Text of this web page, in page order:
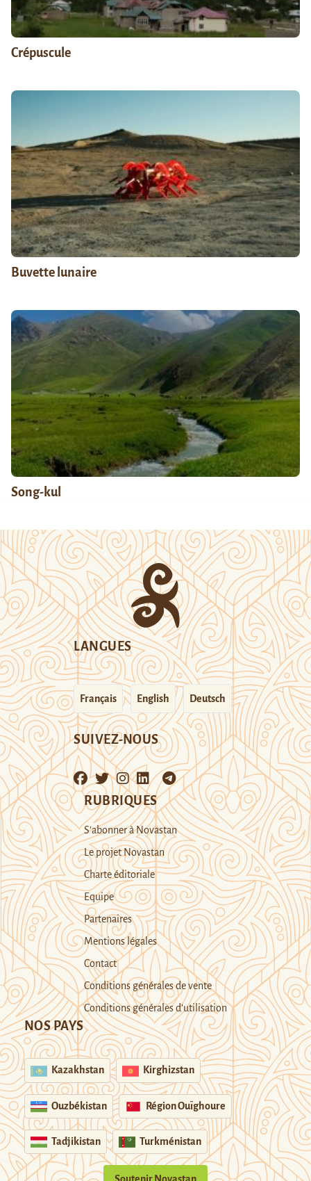
Crépuscule
Buvette lunaire
Song-kul
LANGUES
Français English Deutsch
SUIVEZ-NOUS
RUBRIQUES
S’abonner à Novastan
Le projet Novastan
Charte éditoriale
Equipe
Partenaires
Mentions légales
Contact
Conditions générales de vente
Conditions générales d’utilisation
NOS PAYS
Kazakhstan Kirghizstan
Ouzbékistan Région Ouïghoure
Tadjikistan Turkménistan